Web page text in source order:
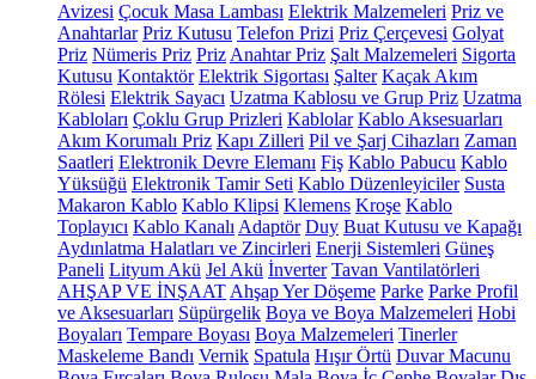
Avizesi Çocuk Masa Lambası Elektrik Malzemeleri Priz ve
Anahtarlar Priz Kutusu Telefon Prizi Priz Çerçevesi Golyat
Priz Nümeris Priz Priz Anahtar Priz Şalt Malzemeleri Sigorta
Kutusu Kontaktör Elektrik Sigortası Şalter Kaçak Akım
Rölesi Elektrik Sayacı Uzatma Kablosu ve Grup Priz Uzatma
Kabloları Çoklu Grup Prizleri Kablolar Kablo Aksesuarları
Akım Korumalı Priz Kapı Zilleri Pil ve Şarj Cihazları Zaman
Saatleri Elektronik Devre Elemanı Fiş Kablo Pabucu Kablo
Yüksüğü Elektronik Tamir Seti Kablo Düzenleyiciler Susta
Makaron Kablo Kablo Klipsi Klemens Kroşe Kablo
Toplayıcı Kablo Kanalı Adaptör Duy Buat Kutusu ve Kapağı
Aydınlatma Halatları ve Zincirleri Enerji Sistemleri Güneş
Paneli Lityum Akü Jel Akü İnverter Tavan Vantilatörleri
AHŞAP VE İNŞAAT Ahşap Yer Döşeme Parke Parke Profil
ve Aksesuarları Süpürgelik Boya ve Boya Malzemeleri Hobi
Boyaları Tempare Boyası Boya Malzemeleri Tinerler
Maskeleme Bandı Vernik Spatula Hışır Örtü Duvar Macunu